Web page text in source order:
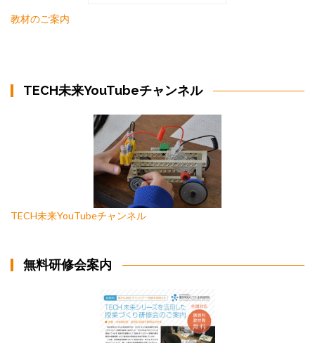
教材のご案内
TECH未来YouTubeチャンネル
TECH未来YouTubeチャンネル
無料研修会案内